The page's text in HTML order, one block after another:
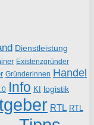
Dienstleistung
Existenzgründer
Gründerinnen Handel
Info KI logistik
RTL RTL